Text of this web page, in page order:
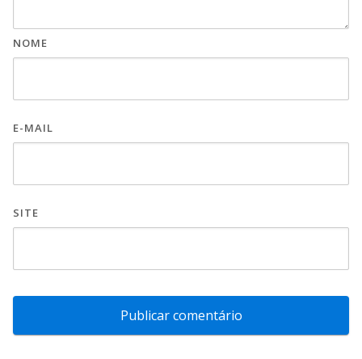
NOME
E-MAIL
SITE